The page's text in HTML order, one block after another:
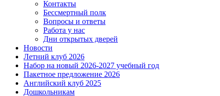
Контакты
Бессмертный полк
Вопросы и ответы
Работа у нас
Дни открытых дверей
Новости
Летний клуб 2026
Набор на новый 2026-2027 учебный год
Пакетное предложение 2026
Английский клуб 2025
Дошкольникам